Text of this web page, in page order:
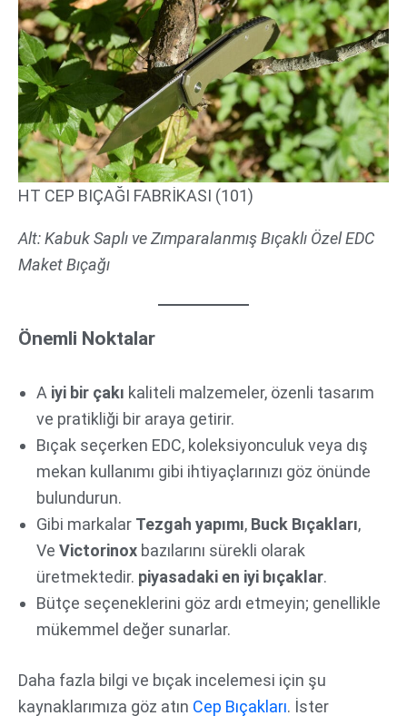
HT CEP BIÇAĞI FABRİKASI (101)
Alt: Kabuk Saplı ve Zımparalanmış Bıçaklı Özel EDC
Maket Bıçağı
Önemli Noktalar
A iyi bir çakı kaliteli malzemeler, özenli tasarım
ve pratikliği bir araya getirir.
Bıçak seçerken EDC, koleksiyonculuk veya dış
mekan kullanımı gibi ihtiyaçlarınızı göz önünde
bulundurun.
Gibi markalar Tezgah yapımı, Buck Bıçakları,
Ve Victorinox bazılarını sürekli olarak
üretmektedir. piyasadaki en iyi bıçaklar.
Bütçe seçeneklerini göz ardı etmeyin; genellikle
mükemmel değer sunarlar.
Daha fazla bilgi ve bıçak incelemesi için şu
kaynaklarımıza göz atın Cep Bıçakları. İster